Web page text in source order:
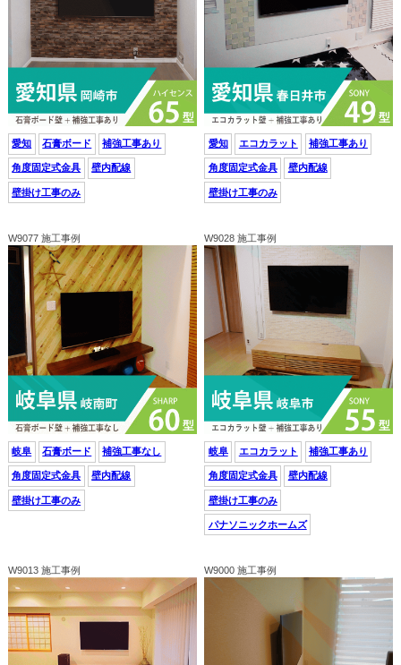
愛知 石膏ボード 補強工事あり
角度固定式金具 壁内配線
壁掛け工事のみ
愛知 エコカラット 補強工事あり
角度固定式金具 壁内配線
壁掛け工事のみ
W9077 施工事例
岐阜 石膏ボード 補強工事なし
角度固定式金具 壁内配線
壁掛け工事のみ
W9028 施工事例
岐阜 エコカラット 補強工事あり
角度固定式金具 壁内配線
壁掛け工事のみ
パナソニックホームズ
W9013 施工事例 W9000 施工事例